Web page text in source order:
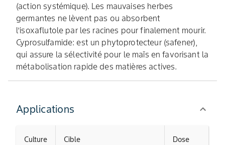
(action systémique). Les mauvaises herbes
germantes ne lèvent pas ou absorbent
l’isoxaflutole par les racines pour finalement mourir.
Cyprosulfamide: est un phytoprotecteur (safener),
qui assure la sélectivité pour le maïs en favorisant la
métabolisation rapide des matières actives.
Applications
Culture Cible Dose